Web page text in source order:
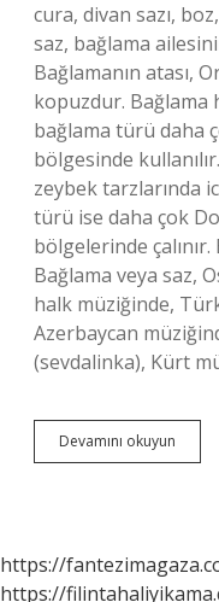
cura, divan sazı,
saz, bağlama
Bağlamanın atası,
kopuzdur. Bağlama
bağlama türü daha
bölgesinde
zeybek tarzlarında
türü ise daha çok
bölgelerinde
Bağlama veya saz,
halk müziğinde,
Azerbaycan
(sevdalinka), Kürt
Devamını okuyun
Nerenin
https://
https://